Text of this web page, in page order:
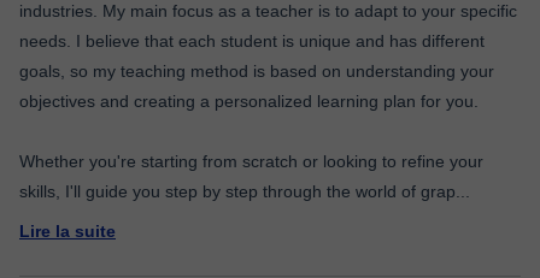
industries. My main focus as a teacher is to adapt to your specific
needs. I believe that each student is unique and has different
goals, so my teaching method is based on understanding your
objectives and creating a personalized learning plan for you.
Whether you're starting from scratch or looking to refine your
skills, I'll guide you step by step through the world of grap
Lire la suite